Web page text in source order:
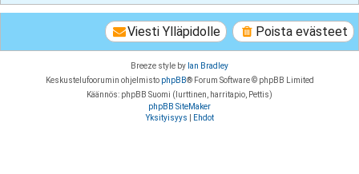
Poista evästeet
Viesti Ylläpidolle
Breeze style by Ian Bradley
Keskustelufoorumin ohjelmisto phpBB® Forum Software © phpBB Limited
Käännös: phpBB Suomi (lurttinen, harritapio, Pettis)
phpBB SiteMaker
Yksityisyys
Ehdot